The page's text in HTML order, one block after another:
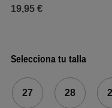
19,95 €
Selecciona tu talla
27 28